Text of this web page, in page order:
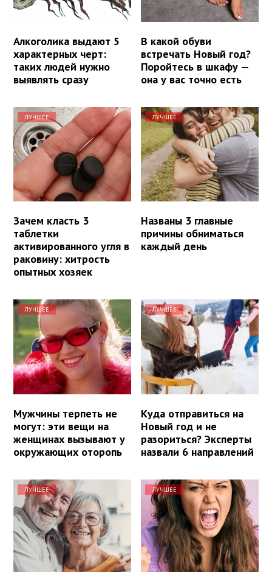
Алкоголика выдают 5
характерных черт:
таких людей нужно
выявлять сразу
В какой обуви
встречать Новый год?
Поройтесь в шкафу —
она у вас точно есть
ЛУЧШЕЕ
Зачем класть 3
таблетки
активированного угля в
раковину: хитрость
опытных хозяек
ЛУЧШЕЕ
Названы 3 главные
причины обниматься
каждый день
ЛУЧШЕЕ
Мужчины терпеть не
могут: эти вещи на
женщинах вызывают у
окружающих оторопь
ЛУЧШЕЕ
Куда отправиться на
Новый год и не
разориться? Эксперты
назвали 6 направлений
ЛУЧШЕЕ ЛУЧШЕЕ